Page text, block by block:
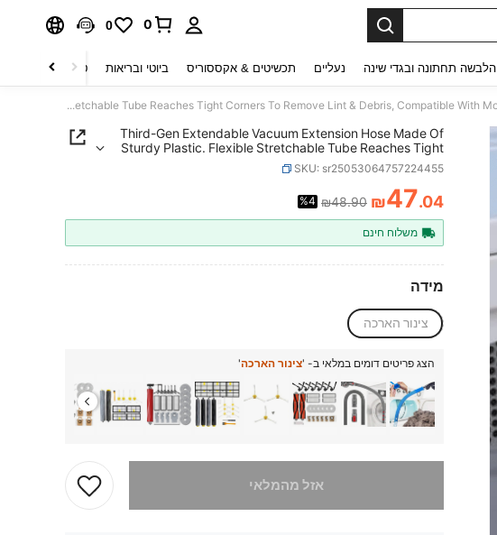
0
0
הלבשה תחתונה ובגדי שינה נעליים תכשיטים & אקססוריס ביוטי ובריאות טקסטיל לבית
Third-Gen Extendable Vacuum Extension Hose Made Of Sturdy Plastic. Flexible Stretchable Tube Reaches Tight Corners To Remove Lint & Debris, Compatible With Most Vacuums As Household Cleaning Accessory.
Third-Gen Extendable Vacuum Extension Hose Made Of
Sturdy Plastic. Flexible Stretchable Tube Reaches Tight
Corners To Remove Lint & Debris, Compatible With Most
Vacuums As Household Cleaning Accessory.
SKU: sr25053064757224455
PRICE AND AVAILABILITY
₪47.04
₪48.90
%4
משלוח חינם
מידה
צינור הארכה
הצג פריטים דומים במלאי ב- 'צינור הארכה'
אזל מהמלאי
מצטערים, מוצר זה אזל